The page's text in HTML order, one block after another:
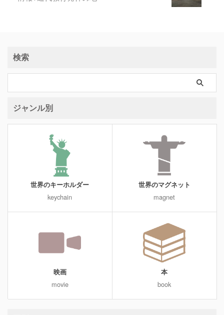
検索
ジャンル別
世界のキーホルダー
keychain
世界のマグネット
magnet
映画
movie
本
book